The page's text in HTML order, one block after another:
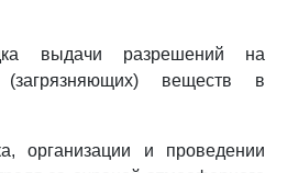
выдачи разрешений на
веществ в
организации и проведении